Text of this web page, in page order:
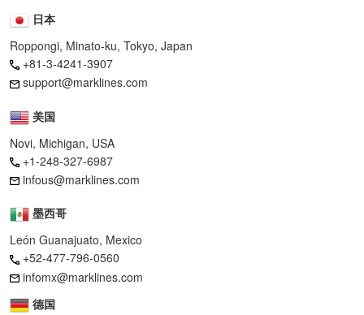
日本
Roppongi, Minato-ku, Tokyo, Japan
+81-3-4241-3907
support@marklines.com
美国
Novi, Michigan, USA
+1-248-327-6987
infous@marklines.com
墨西哥
León Guanajuato, Mexico
+52-477-796-0560
infomx@marklines.com
德国